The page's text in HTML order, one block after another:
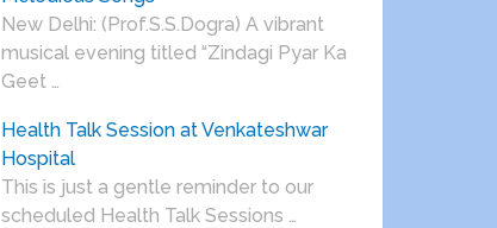
New Delhi: (Prof.S.S.Dogra) A vibrant
musical evening titled “Zindagi Pyar Ka
Geet …
Health Talk Session at Venkateshwar
Hospital
This is just a gentle reminder to our
scheduled Health Talk Sessions …